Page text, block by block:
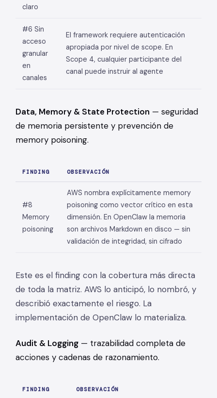
claro
#6 Sin
acceso
granular
en
canales
El framework requiere autenticación
apropiada por nivel de scope. En
Scope 4, cualquier participante del
canal puede instruir al agente
Data, Memory & State Protection — seguridad
de memoria persistente y prevención de
memory poisoning.
FINDING OBSERVACIÓN
#8
Memory
poisoning
AWS nombra explícitamente memory
poisoning como vector crítico en esta
dimensión. En OpenClaw la memoria
son archivos Markdown en disco — sin
validación de integridad, sin cifrado
Este es el finding con la cobertura más directa
de toda la matriz. AWS lo anticipó, lo nombró, y
describió exactamente el riesgo. La
implementación de OpenClaw lo materializa.
Audit & Logging — trazabilidad completa de
acciones y cadenas de razonamiento.
FINDING OBSERVACIÓN